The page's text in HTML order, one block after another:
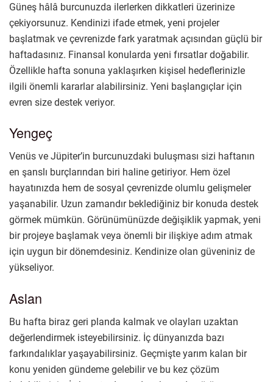
Güneş hâlâ burcunuzda ilerlerken dikkatleri üzerinize
çekiyorsunuz. Kendinizi ifade etmek, yeni projeler
başlatmak ve çevrenizde fark yaratmak açısından güçlü bir
haftadasınız. Finansal konularda yeni fırsatlar doğabilir.
Özellikle hafta sonuna yaklaşırken kişisel hedeflerinizle
ilgili önemli kararlar alabilirsiniz. Yeni başlangıçlar için
evren size destek veriyor.
Yengeç
Venüs ve Jüpiter’in burcunuzdaki buluşması sizi haftanın
en şanslı burçlarından biri haline getiriyor. Hem özel
hayatınızda hem de sosyal çevrenizde olumlu gelişmeler
yaşanabilir. Uzun zamandır beklediğiniz bir konuda destek
görmek mümkün. Görünümünüzde değişiklik yapmak, yeni
bir projeye başlamak veya önemli bir ilişkiye adım atmak
için uygun bir dönemdesiniz. Kendinize olan güveniniz de
yükseliyor.
Aslan
Bu hafta biraz geri planda kalmak ve olayları uzaktan
değerlendirmek isteyebilirsiniz. İç dünyanızda bazı
farkındalıklar yaşayabilirsiniz. Geçmişte yarım kalan bir
konu yeniden gündeme gelebilir ve bu kez çözüm